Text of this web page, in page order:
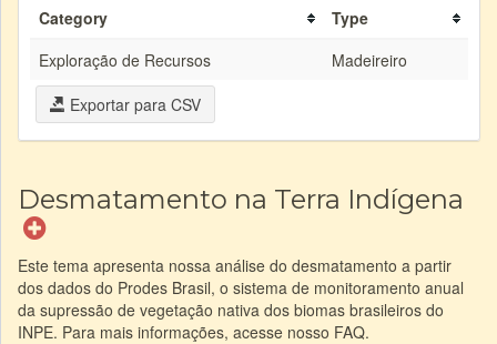
Category
Type
Exploração de Recursos
Madeireiro
Exportar para CSV
Desmatamento na Terra Indígena
Este tema apresenta nossa análise do desmatamento a partir
dos dados do Prodes Brasil, o sistema de monitoramento anual
da supressão de vegetação nativa dos biomas brasileiros do
INPE. Para mais informações, acesse nosso FAQ.